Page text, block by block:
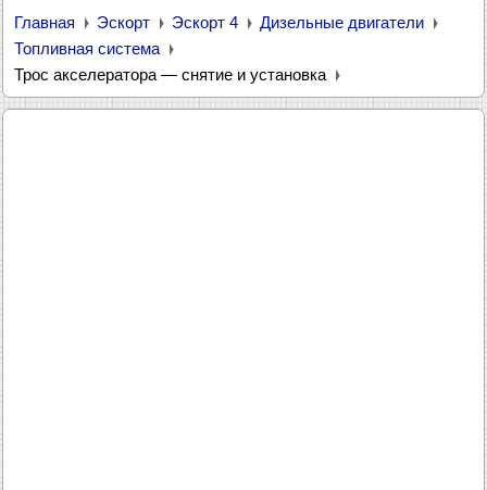
Главная Эскорт Эскорт 4
Дизельные двигатели
Топливная система
Трос акселератора — снятие и установка